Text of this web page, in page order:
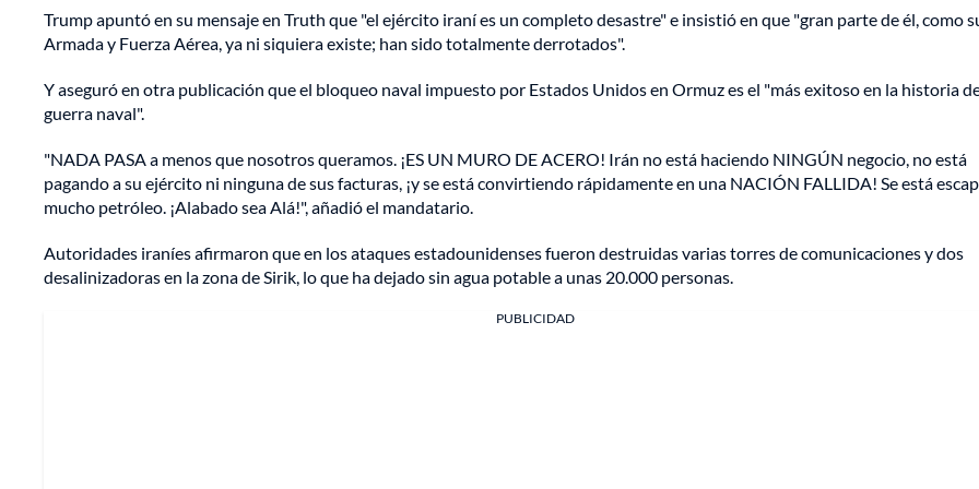
Trump apuntó en su mensaje en Truth que "el ejército iraní es un completo desastre" e insistió en que "gran parte de él, como
Armada y Fuerza Aérea, ya ni siquiera existe; han sido totalmente derrotados".
Y aseguró en otra publicación que el bloqueo naval impuesto por Estados Unidos en Ormuz es el "más exitoso en la historia
guerra naval".
"NADA PASA a menos que nosotros queramos. ¡ES UN MURO DE ACERO! Irán no está haciendo NINGÚN negocio, no está
pagando a su ejército ni ninguna de sus facturas, ¡y se está convirtiendo rápidamente en una NACIÓN FALLIDA! Se está
mucho petróleo. ¡Alabado sea Alá!", añadió el mandatario.
Autoridades iraníes afirmaron que en los ataques estadounidenses fueron destruidas varias torres de comunicaciones y dos
desalinizadoras en la zona de Sirik, lo que ha dejado sin agua potable a unas 20.000 personas.
PUBLICIDAD